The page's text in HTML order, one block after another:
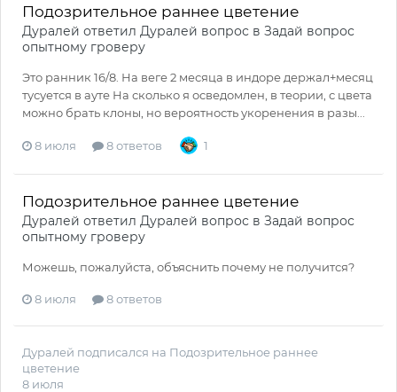
Подозрительное раннее цветение
Дуралей ответил Дуралей вопрос в Задай вопрос
опытному гроверу
Это ранник 16/8. На веге 2 месяца в индоре держал+месяц
тусуется в ауте На сколько я осведомлен, в теории, с цвета
можно брать клоны, но вероятность укоренения в разы...
8 июля 8 ответов 1
Подозрительное раннее цветение
Дуралей ответил Дуралей вопрос в Задай вопрос
опытному гроверу
Можешь, пожалуйста, объяснить почему не получится?
8 июля 8 ответов
Дуралей подписался на Подозрительное раннее
цветение
8 июля